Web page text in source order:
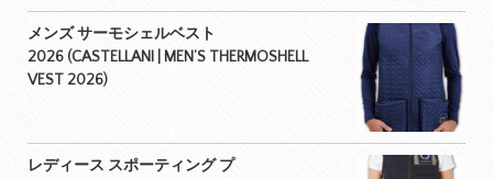
メンズ サーモシェルベスト
2026 (CASTELLANI | MEN’S THERMOSHELL
VEST 2026)
レディース スポーティング プ